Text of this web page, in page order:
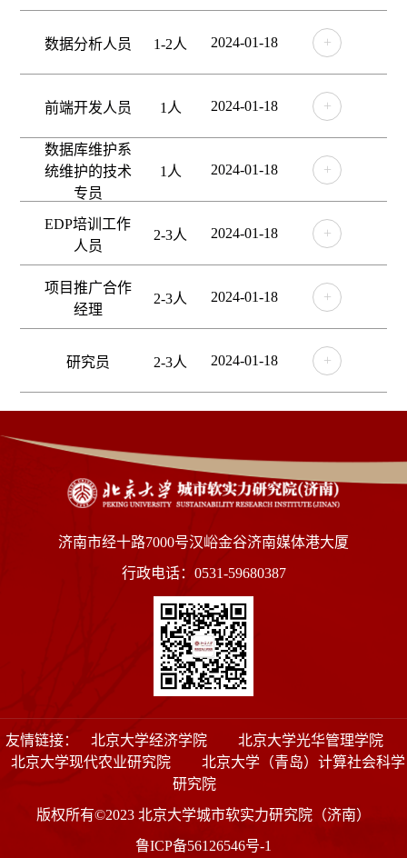
数据分析人员 1-2人 2024-01-18 +
前端开发人员 1人 2024-01-18 +
数据库维护系
统维护的技术
专员
1人 2024-01-18 +
EDP培训工作
人员
2-3人 2024-01-18 +
项目推广合作
经理
2-3人 2024-01-18 +
研究员 2-3人 2024-01-18 +
济南市经十路7000号汉峪金谷济南媒体港大厦
行政电话：0531-59680387
友情链接： 北京大学经济学院
北京大学光华管理学院
北京大学现代农业研究院
北京大学（青岛）计算社会科学
研究院
版权所有©2023 北京大学城市软实力研究院（济南）
鲁ICP备56126546号-1